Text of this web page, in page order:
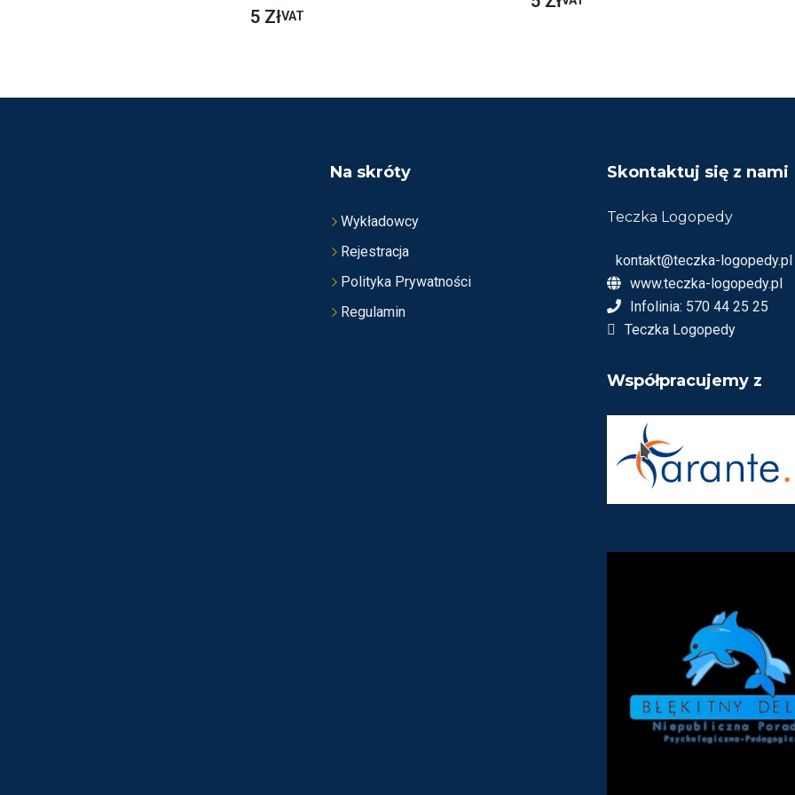
O5 ZłVAT
A
Na skróty
Wykładowcy
Rejestracja
Polityka Prywatności
Regulamin
Skontaktuj się z nami
Teczka Logopedy
kontakt@teczka-logopedy.pl
www.teczka-logopedy.pl
Infolinia: 570 44 25 25
Teczka Logopedy
Współpracujemy z